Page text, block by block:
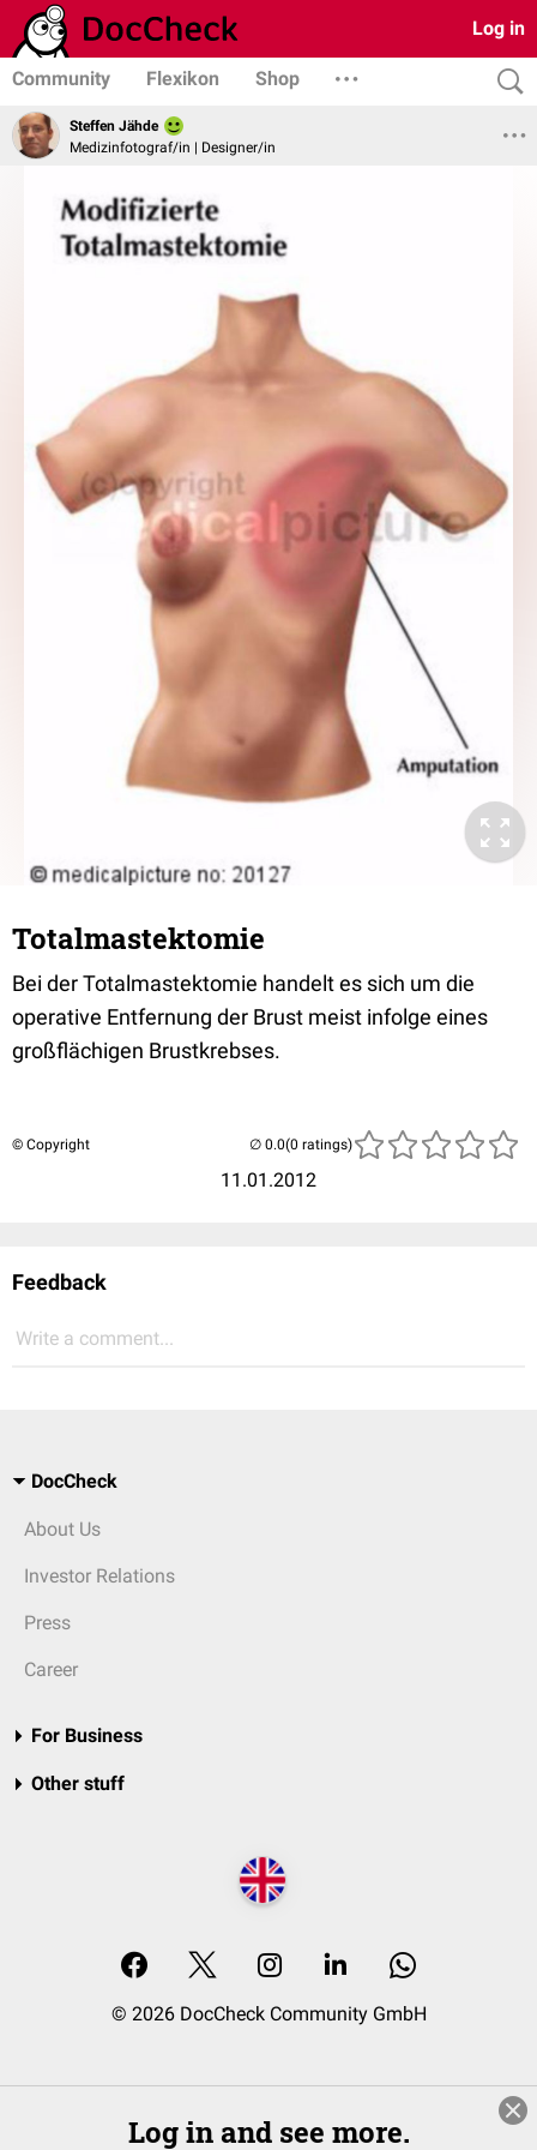
Log in
Community Flexikon Shop
Steffen Jähde
Medizinfotograf/in | Designer/in
Totalmastektomie
Bei der Totalmastektomie handelt es sich um die
operative Entfernung der Brust meist infolge eines
großflächigen Brustkrebses.
© Copyright
11.01.2012
(0 ratings)
Feedback
Write a comment...
DocCheck
About Us
Investor Relations
Press
Career
For Business
Other stuff
© 2026 DocCheck Community GmbH
Log in and see more.